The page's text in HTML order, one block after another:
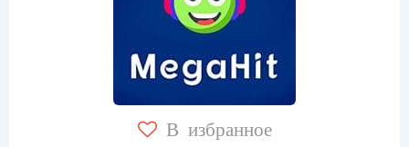
В избранное